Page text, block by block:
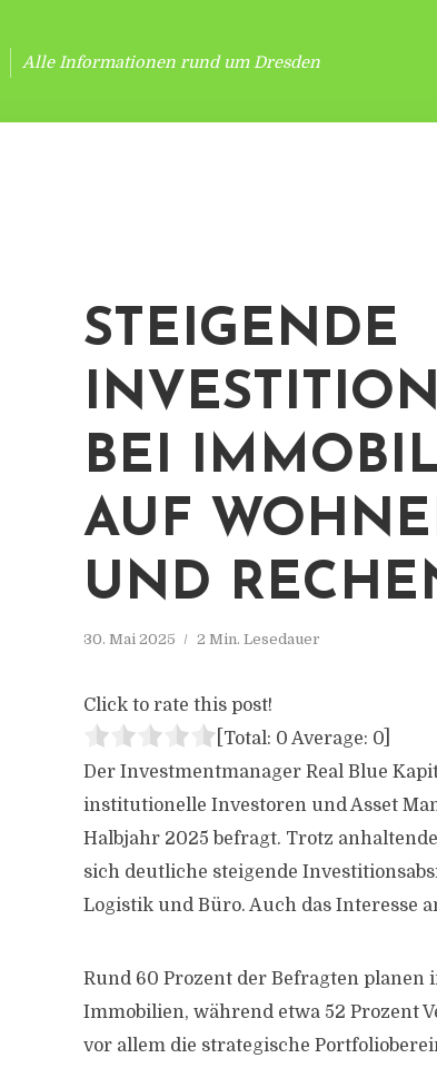
Alle Informationen rund um Dresden
STEIGENDE
BEI
AUF
UND
30. Mai 2025 2 Min. Lesedauer
Click to rate this post!
[Total: 0 Average: 0
Der Investmentmanager Real Blue
institutionelle Investoren und Asset
Halbjahr 2025 befragt. Trotz
sich deutliche steigende
Logistik und Büro. Auch das Interesse
Rund 60 Prozent der Befragten planen
Immobilien, während etwa 52 Prozent
vor allem die strategische